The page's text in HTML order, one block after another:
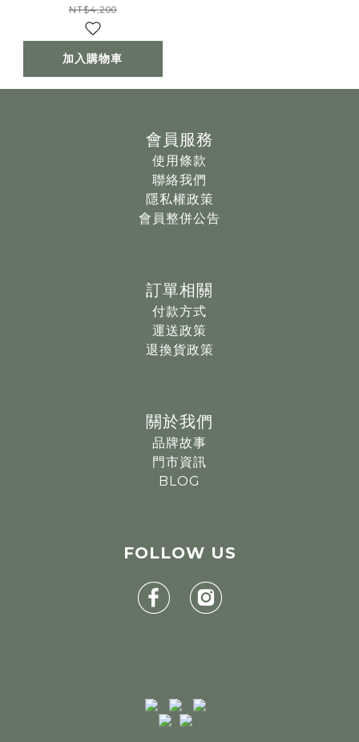
NT$4,200
加入購物車
會員服務
使用條款
聯絡我們
隱私權政策
會員整併公告
訂單相關
付款方式
運送政策
退換貨政策
關於我們
品牌故事
門市資訊
BLOG
FOLLOW US